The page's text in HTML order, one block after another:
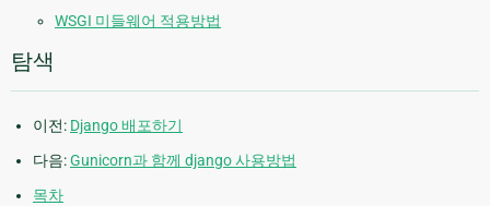
WSGI 미들웨어 적용방법
탐색
이전: Django 배포하기
다음:Gunicorn과 함께 django 사용방법
목차